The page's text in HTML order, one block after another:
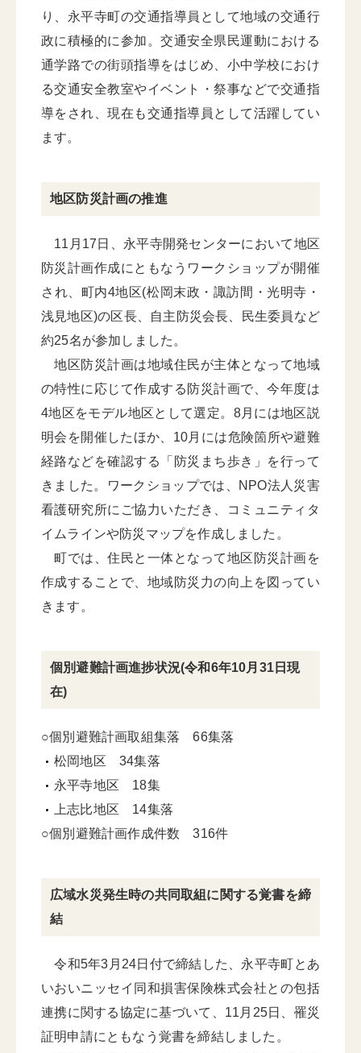
り、永平寺町の交通指導員として地域の交通行
政に積極的に参加。交通安全県民運動における
通学路での街頭指導をはじめ、小中学校におけ
る交通安全教室やイベント・祭事などで交通指
導をされ、現在も交通指導員として活躍してい
ます。
地区防災計画の推進
11月17日、永平寺開発センターにおいて地区
防災計画作成にともなうワークショップが開催
され、町内4地区(松岡末政・諏訪間・光明寺・
浅見地区)の区長、自主防災会長、民生委員など
約25名が参加しました。
地区防災計画は地域住民が主体となって地域
の特性に応じて作成する防災計画で、今年度は
4地区をモデル地区として選定。8月には地区説
明会を開催したほか、10月には危険箇所や避難
経路などを確認する「防災まち歩き」を行って
きました。ワークショップでは、NPO法人災害
看護研究所にご協力いただき、コミュニティタ
イムラインや防災マップを作成しました。
町では、住民と一体となって地区防災計画を
作成することで、地域防災力の向上を図ってい
きます。
個別避難計画進捗状況(令和6年10月31日現
在)
○個別避難計画取組集落 66集落
松岡地区 34集落
永平寺地区 18集
上志比地区 14集落
○個別避難計画作成件数 316件
広域水災発生時の共同取組に関する覚書を締
結
令和5年3月24日付で締結した、永平寺町とあ
いおいニッセイ同和損害保険株式会社との包括
連携に関する協定に基づいて、11月25日、罹災
証明申請にともなう覚書を締結しました。